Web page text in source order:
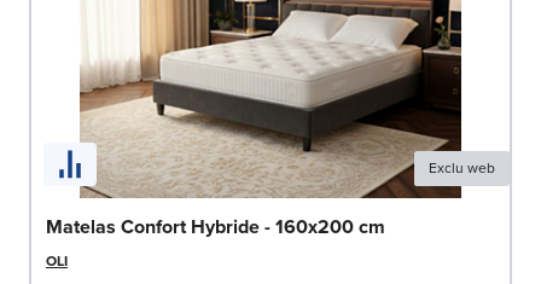
Exclu web
Matelas Confort Hybride - 160x200 cm
OLI